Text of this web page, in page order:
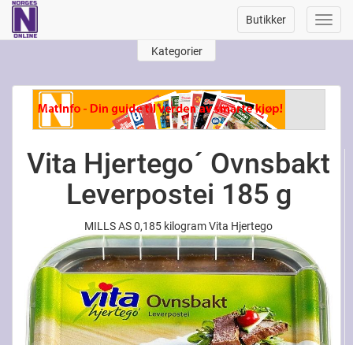
Butikker
Kategorier
Vita Hjertego´ Ovnsbakt
Leverpostei 185 g
MILLS AS 0,185 kilogram Vita Hjertego